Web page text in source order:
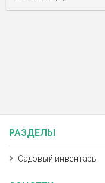
РАЗДЕЛЫ
Садовый инвентарь